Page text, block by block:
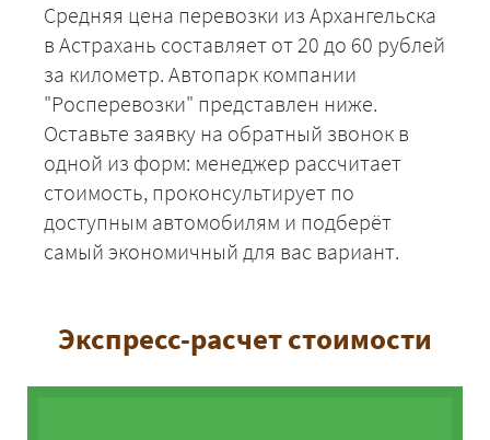
Средняя цена перевозки из Архангельска
в Астрахань составляет от 20 до 60 рублей
за километр. Автопарк компании
"Росперевозки" представлен ниже.
Оставьте заявку на обратный звонок в
одной из форм: менеджер рассчитает
стоимость, проконсультирует по
доступным автомобилям и подберёт
самый экономичный для вас вариант.
Экспресс-расчет стоимости